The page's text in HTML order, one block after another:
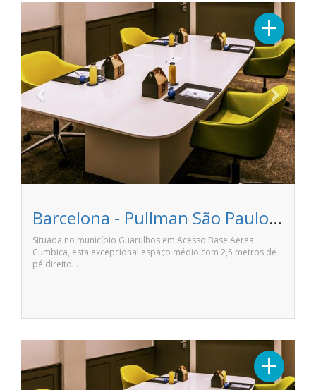
+Next
Barcelona - Pullman São Paulo Guarulhos Airport
Situada no município Guarulhos em Acesso Base Aerea
Cumbica, esta excepcional espaço médio com 2,5 metros de
pé direito…
+Next